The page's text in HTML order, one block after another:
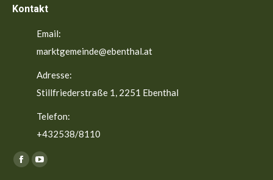
Kontakt
Email:
marktgemeinde@ebenthal.at
Adresse:
Stillfriederstraße 1, 2251 Ebenthal
Telefon:
+432538/8110
Finden Sie uns auf:
FacebookYouTube